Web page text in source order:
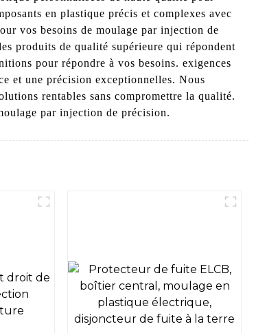
en plastique précis et complexes avec
vos besoins de moulage par injection de
produits de qualité supérieure qui répondent
pour répondre à vos besoins. exigences
et une précision exceptionnelles. Nous
rentables sans compromettre la qualité.
par injection de précision.